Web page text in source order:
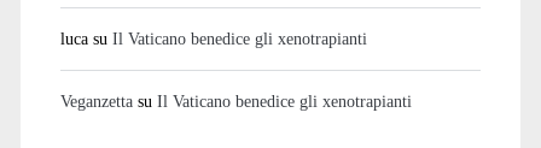
lucasu Il Vaticano benedice gli xenotrapianti
Veganzettasu Il Vaticano benedice gli xenotrapianti